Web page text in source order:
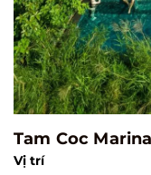
Tam Coc
Vị trí